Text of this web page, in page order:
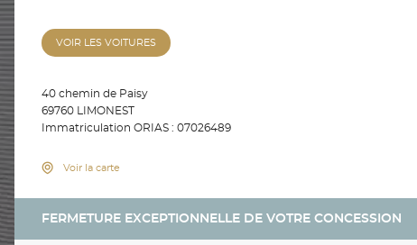
VOIR LES VOITURES
40 chemin de Paisy
69760 LIMONEST
Immatriculation ORIAS : 07026489
Voir la carte
FERMETURE EXCEPTIONNELLE DE VOTRE CONCESSION